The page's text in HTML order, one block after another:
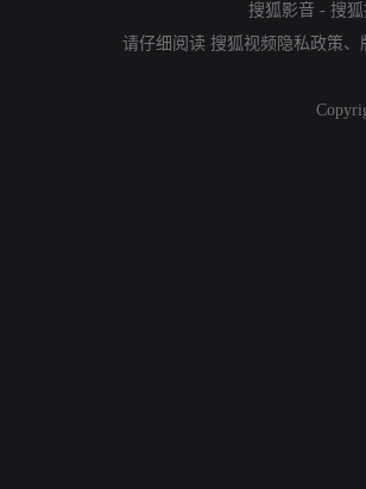
搜狐影音 - 搜
请仔细阅读 搜狐视频隐私政策、